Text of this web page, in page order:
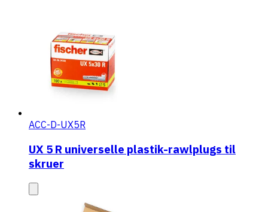
ACC-D-UX5R
UX 5 R universelle plastik-rawlplugs til
skruer